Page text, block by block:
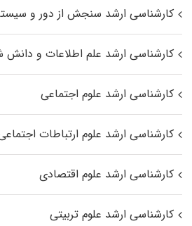
کارشناسی ارشد سنجش از دور و
کارشناسی ارشد علم اطلاعات و
کارشناسی ارشد علوم اجتماعی
کارشناسی ارشد علوم ارتباطات
کارشناسی ارشد علوم اقتصادی
کارشناسی ارشد علوم تربیتی